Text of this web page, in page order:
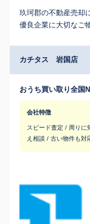
玖珂郡の不動産売却
優良企業に大切なご
カチタス 岩国店
おうち買い取り全国
会社特徴
スピード査定 / 周りに
え相談 / 古い物件も対